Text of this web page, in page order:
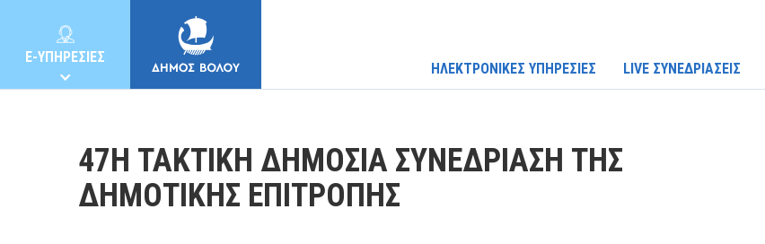
E-ΥΠΗΡΕΣΙΕΣ
ΗΛΕΚΤΡΟΝΙΚΕΣ ΥΠΗΡΕΣΙΕΣ LIVE ΣΥΝΕΔΡΙΑΣΕΙΣ
47Η ΤΑΚΤΙΚΗ ΔΗΜΟΣΙΑ ΣΥΝΕΔΡΙΑΣΗ ΤΗΣ
ΔΗΜΟΤΙΚΗΣ ΕΠΙΤΡΟΠΗΣ